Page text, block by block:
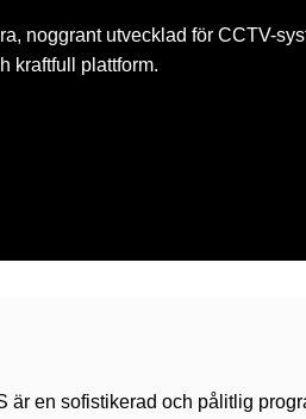
noggrant utvecklad för CCTV-
kraftfull plattform.
är en sofistikerad och pålitlig